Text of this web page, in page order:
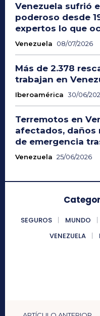
Venezuela sufrió
poderoso desde
expertos lo que
Venezuela 08/07/2026
Más de 2.378
trabajan en
Iberoamérica 30/06/
Terremotos en
afectados, daños
de emergencia
Venezuela 25/06/2026
SEGUROS MUNDO
VENEZUELA